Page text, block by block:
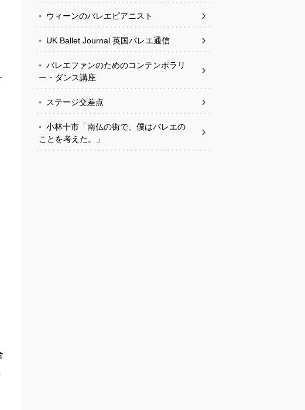
ウィーンのバレエピアニスト
UK Ballet Journal 英国バレエ通信
バレエファンのためのコンテンポラリ
ー・ダンス講座
ステージ交差点
小林十市「南仏の街で、僕はバレエの
ことを考えた。」